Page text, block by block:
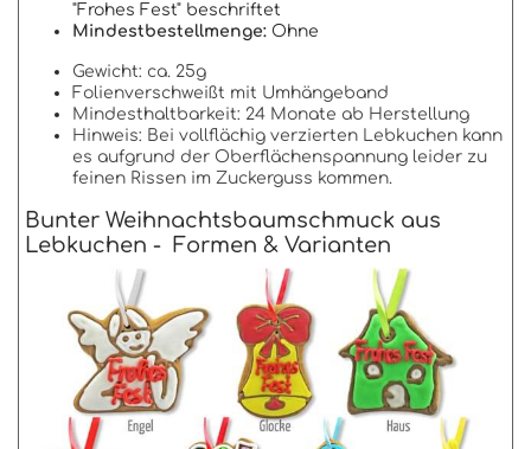
"Frohes Fest" beschriftet
Mindestbestellmenge: Ohne
Gewicht: ca. 25g
Folienverschweißt mit Umhängeband
Mindesthaltbarkeit: 24 Monate ab Herstellung
Hinweis: Bei vollflächig verzierten Lebkuchen kann
es aufgrund der Oberflächenspannung leider zu
feinen Rissen im Zuckerguss kommen.
Bunter Weihnachtsbaumschmuck aus
Lebkuchen - Formen & Varianten